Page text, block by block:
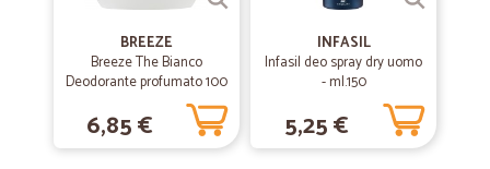
BREEZE
Breeze The Bianco
Deodorante profumato 100
6,85 €
INFASIL
Infasil deo spray dry uomo
- ml.150
5,25 €